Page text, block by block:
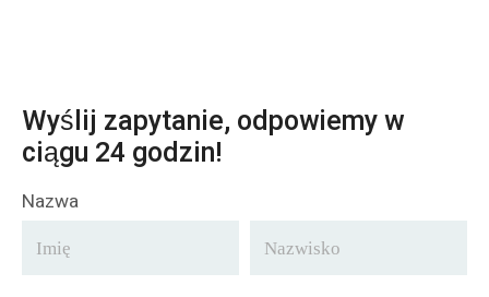
Wyślij zapytanie, odpowiemy w
ciągu 24 godzin!
Nazwa